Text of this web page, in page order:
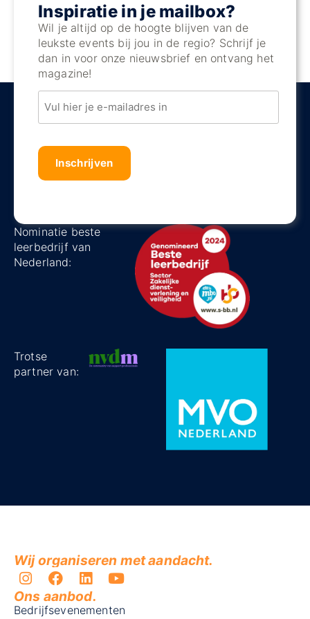
Trotse
partner van:
Nominatie beste
leerbedrijf van
Nederland:
Inspiratie in je mailbox?
Wil je altijd op de hoogte blijven van de
leukste events bij jou in de regio? Schrijf je
dan in voor onze nieuwsbrief en ontvang het
magazine!
Email
Wij organiseren met aandacht.
Ons aanbod.
Bedrijfsevenementen